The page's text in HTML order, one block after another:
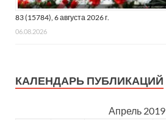
83 (15784), 6 августа 2026 г.
06.08.2026
КАЛЕНДАРЬ ПУБЛИКАЦИЙ
Апрель 2019